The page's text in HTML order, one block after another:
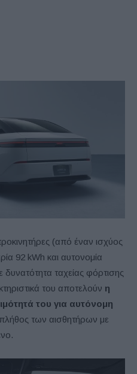
(από έναν ισχύoς
92 kWh και αυτονομία
δυνατότητα ταχείας φόρτισης
του αποτελούν η
του για αυτόνομη
των αισθητήρων με